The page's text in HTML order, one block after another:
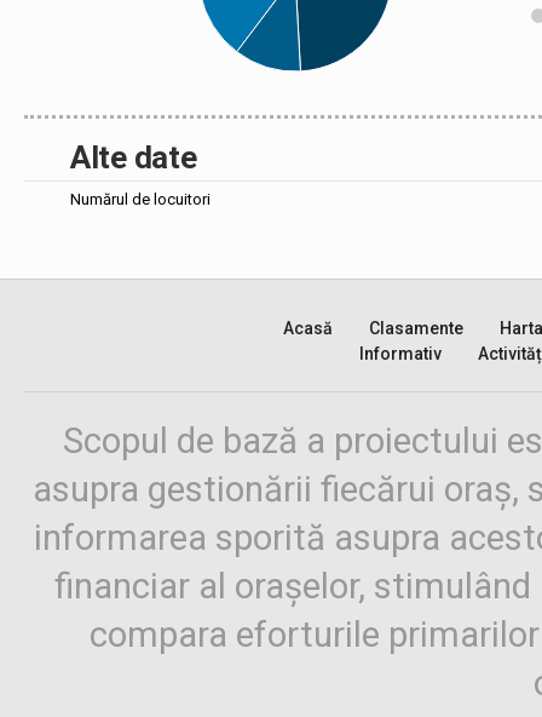
Alte date
Numărul de locuitori
Acasă Clasamente
Harta
Informativ
Scopul de bază a proiectului
asupra gestionării fiecărui oraș,
informarea sporită asupra
financiar al orașelor,
compara eforturile